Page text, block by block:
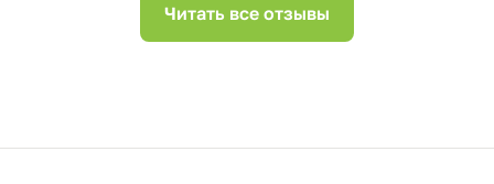
Читать все отзывы